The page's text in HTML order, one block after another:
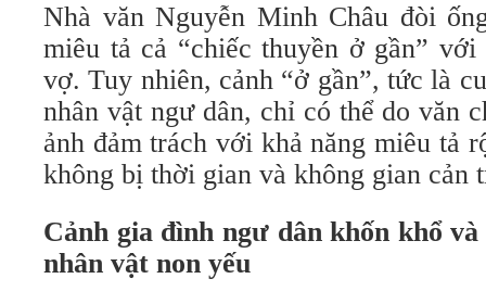
Nhà văn Nguyễn Minh Châu đòi
miêu tả cả “chiếc thuyền ở gần” với
vợ. Tuy nhiên, cảnh “ở gần”, tức là
nhân vật ngư dân, chỉ có thể do văn
ảnh đảm trách với khả năng miêu tả
không bị thời gian và không gian cản
Cảnh gia đình ngư dân khốn khổ
nhân vật non yếu